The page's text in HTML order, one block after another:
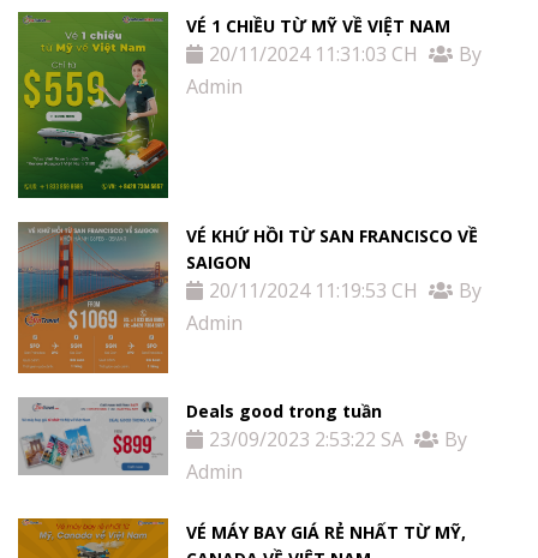
VÉ 1 CHIỀU TỪ MỸ VỀ VIỆT NAM
20/11/2024 11:31:03 CH
By
Admin
VÉ KHỨ HỒI TỪ SAN FRANCISCO VỀ
SAIGON
20/11/2024 11:19:53 CH
By
Admin
Deals good trong tuần
23/09/2023 2:53:22 SA
By
Admin
VÉ MÁY BAY GIÁ RẺ NHẤT TỪ MỸ,